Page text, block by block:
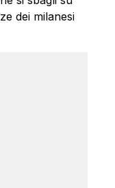
dei milanesi